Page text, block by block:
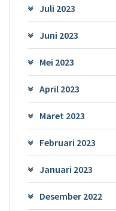
Juli 2023
Juni 2023
Mei 2023
April 2023
Maret 2023
Februari 2023
Januari 2023
Desember 2022